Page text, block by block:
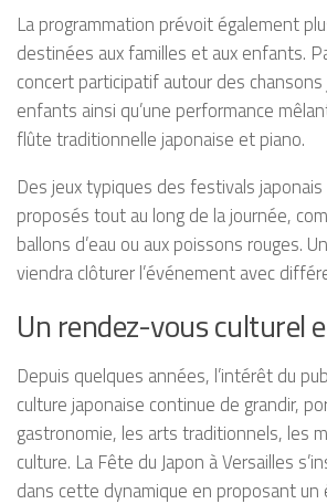
La programmation prévoit également
destinées aux familles et aux enfants.
concert participatif autour des
enfants ainsi qu’une performance
flûte traditionnelle japonaise et piano.
Des jeux typiques des festivals
proposés tout au long de la journée,
ballons d’eau ou aux poissons rouges.
viendra clôturer l’événement avec
Un rendez-vous culturel
Depuis quelques années, l’intérêt du
culture japonaise continue de grandir,
gastronomie, les arts traditionnels, les
culture. La Fête du Japon à Versailles
dans cette dynamique en proposant un